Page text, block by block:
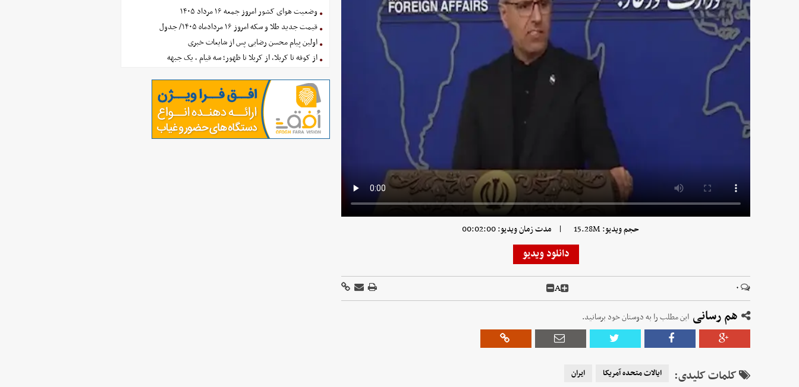
حجم ویدیو: 15.28M | مدت زمان ویدیو: 00:02:00
دانلود ویدیو
۰ A
هم رسانی این مطلب را به دوستان خود برسانید.
کلمات کلیدی: ایالات متحده آمریکا ایران
وضعیت هوای کشور امروز جمعه ۱۶ مرداد ۱۴۰۵
قیمت جدید طلا و سکه امروز ۱۶ مردادماه ۱۴۰۵/ جدول
اولین پیام محسن رضایی پس از شایعات خبری
از کوفه تا کربلا، از کربلا تا ظهور؛ سه قیام ، یک جبهه